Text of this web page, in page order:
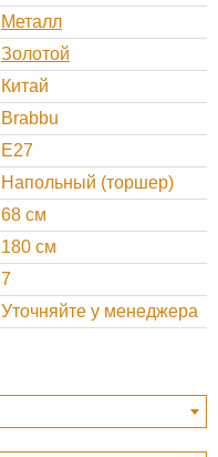
Металл
Золотой
Китай
Brabbu
Е27
Напольный (торшер)
68 см
180 см
7
Уточняйте у менеджера